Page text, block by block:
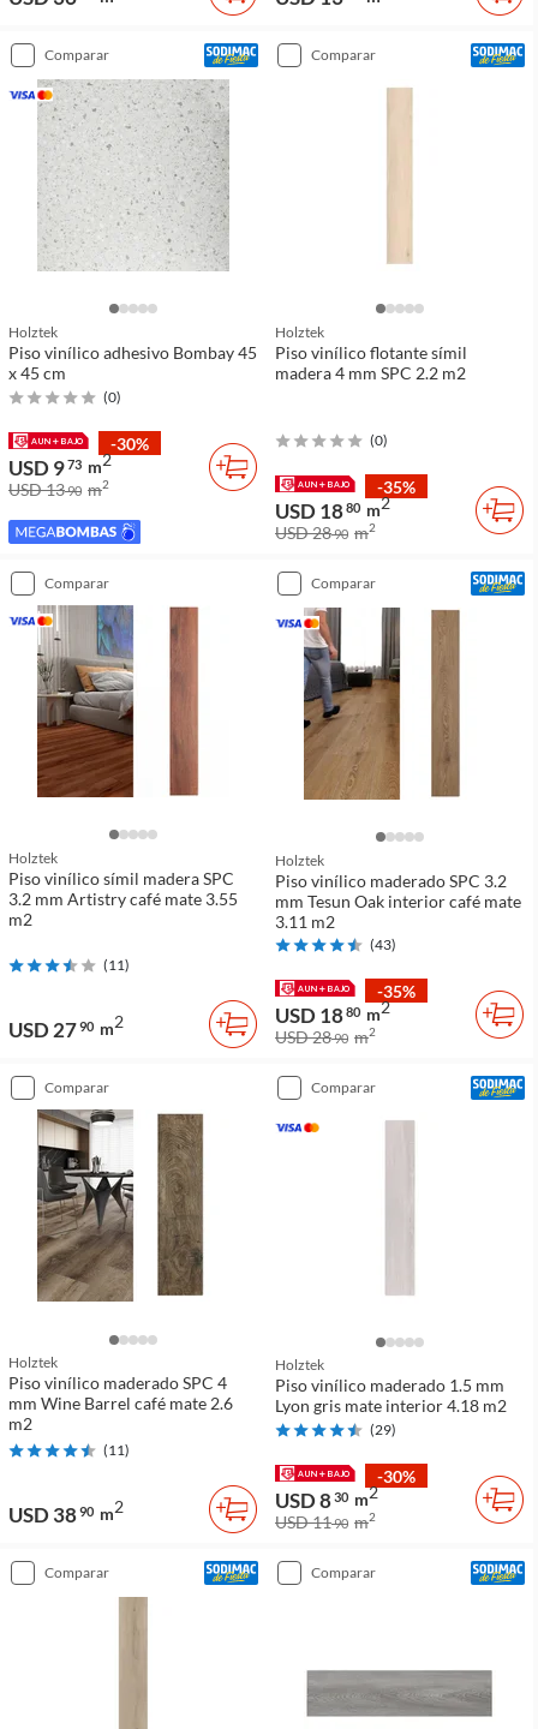
comparar
Holztek
Piso vinílico adhesivo Bombay 45
x 45 cm
(0)
-30%
USD 973 m2
USD 1390 m2
comparar
Holztek
Piso vinílico flotante símil
madera 4 mm SPC 2.2 m2
(0)
-35%
USD 1880 m2
USD 2890 m2
comparar
Holztek
Piso vinílico símil madera SPC
3.2 mm Artistry café mate 3.55
m2
(11)
USD 2790 m2
comparar
Holztek
Piso vinílico maderado SPC 3.2
mm Tesun Oak interior café mate
3.11 m2
(43)
-35%
USD 1880 m2
USD 2890 m2
comparar
Holztek
Piso vinílico maderado SPC 4
mm Wine Barrel café mate 2.6
m2
(11)
USD 3890 m2
comparar
Holztek
Piso vinílico maderado 1.5 mm
Lyon gris mate interior 4.18 m2
(29)
-30%
USD 830 m2
USD 1190 m2
comparar comparar